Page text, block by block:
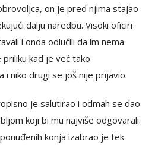
on je pred njima stajao
dalju naredbu. Visoki oficiri
i onda odlučili da im nema
kad je već tako
i niko drugi se još nije prijavio.
je salutirao i odmah se dao
koji bi mu najviše odgovarali.
konja izabrao je tek